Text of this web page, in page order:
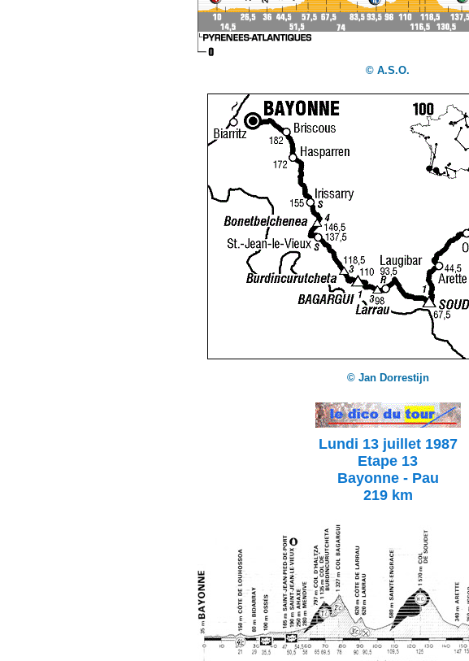
© A.S.O.
©Jan Dorrestijn
Lundi 13 juillet 1987
Etape 13
Bayonne - Pau
219 km